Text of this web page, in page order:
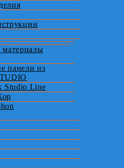
материалы
панели из
Studio Line